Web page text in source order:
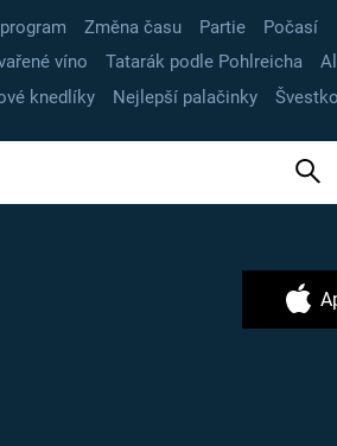
Změna času Partie Počasí
víno Tatarák podle Pohlreicha
knedlíky Nejlepší palačinky